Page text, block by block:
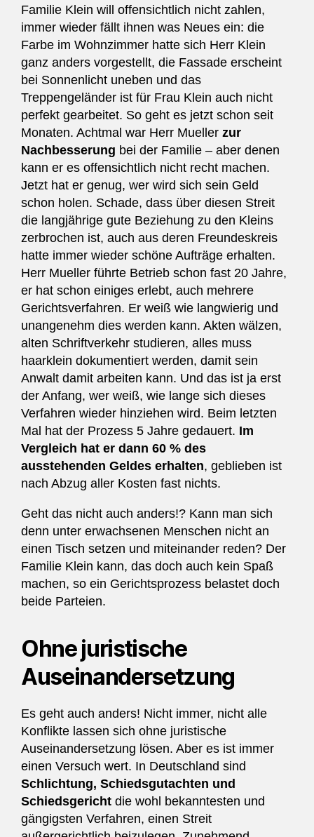
Familie Klein will offensichtlich nicht zahlen,
immer wieder fällt ihnen was Neues ein: die
Farbe im Wohnzimmer hatte sich Herr Klein
ganz anders vorgestellt, die Fassade erscheint
bei Sonnenlicht uneben und das
Treppengeländer ist für Frau Klein auch nicht
perfekt gearbeitet. So geht es jetzt schon seit
Monaten. Achtmal war Herr Mueller zur
Nachbesserung bei der Familie – aber denen
kann er es offensichtlich nicht recht machen.
Jetzt hat er genug, wer wird sich sein Geld
schon holen. Schade, dass über diesen Streit
die langjährige gute Beziehung zu den Kleins
zerbrochen ist, auch aus deren Freundeskreis
hatte immer wieder schöne Aufträge erhalten.
Herr Mueller führte Betrieb schon fast 20 Jahre,
er hat schon einiges erlebt, auch mehrere
Gerichtsverfahren. Er weiß wie langwierig und
unangenehm dies werden kann. Akten wälzen,
alten Schriftverkehr studieren, alles muss
haarklein dokumentiert werden, damit sein
Anwalt damit arbeiten kann. Und das ist ja erst
der Anfang, wer weiß, wie lange sich dieses
Verfahren wieder hinziehen wird. Beim letzten
Mal hat der Prozess 5 Jahre gedauert. Im
Vergleich hat er dann 60 % des
ausstehenden Geldes erhalten, geblieben ist
nach Abzug aller Kosten fast nichts.
Geht das nicht auch anders!? Kann man sich
denn unter erwachsenen Menschen nicht an
einen Tisch setzen und miteinander reden? Der
Familie Klein kann, das doch auch kein Spaß
machen, so ein Gerichtsprozess belastet doch
beide Parteien.
Ohne juristische
Auseinandersetzung
Es geht auch anders! Nicht immer, nicht alle
Konflikte lassen sich ohne juristische
Auseinandersetzung lösen. Aber es ist immer
einen Versuch wert. In Deutschland sind
Schlichtung, Schiedsgutachten und
Schiedsgericht die wohl bekanntesten und
gängigsten Verfahren, einen Streit